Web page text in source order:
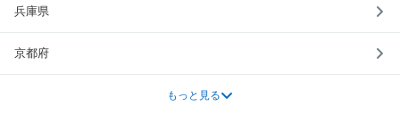
兵庫県
京都府
もっと見る